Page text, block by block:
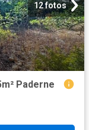
12 fotos
Paderne